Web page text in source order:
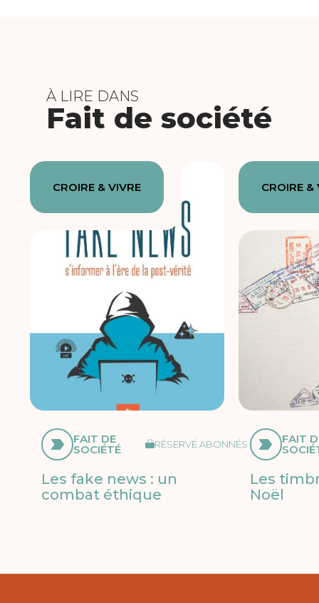
À LIRE DANS
Fait de société
CROIRE & VIVRE
FAIT DE
SOCIÉTÉ RÉSERVÉ ABONNÉS
Les fake news : un
combat éthique
CROIRE &
FAIT
Les
Noël